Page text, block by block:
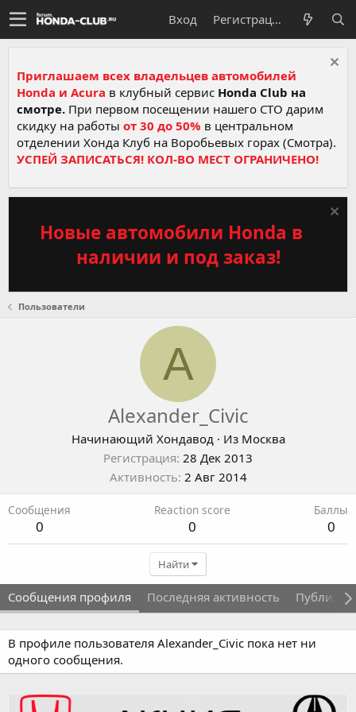
Вход Регистрация
Приглашаем всех владельцев автомобилей
Honda и Acura в клубный сервис Honda Club на
смотре. При первом посещении нашего СТО дарим
скидку на работы от 30 до 50% в центральном
отделении Хонда Клуб на Воробьевых горах (Смотра).
УСПЕЙ ЗАПИСАТЬСЯ! КОЛ-ВО МЕСТ ОГРАНИЧЕНО!
Новые автомобили Honda в
наличии и под заказ!
Пользователи
A
Alexander_Civic
Начинающий Хондавод · Из Москва
Регистрация 28 Дек 2013
Активность 2 Авг 2014
Сообщения
0
Reaction score
0
Баллы
0
Найти
Сообщения профиля Последняя активность
В профиле пользователя Alexander_Civic пока нет ни
одного сообщения.